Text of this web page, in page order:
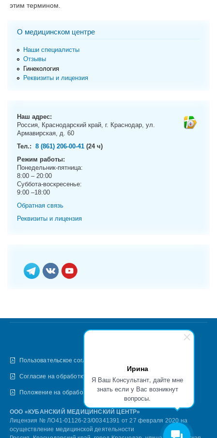
Ирина
Я Ваш Консультант, дайте мне
знать если у Вас возникнут
вопросы.
этим термином.
О медицинском центре
Наши специалисты
Отзывы
Гинекология
Реквизиты и лицензия
Наш адрес:
Россия, Краснодарский край, г. Краснодар, ул.
Армавирская, д. 60
Тел.: 8 (861) 206-00-41 (24 ч)
Режим работы:
Понедельник-пятница:
8:00 – 20:00
Суббота-воскресенье:
9:00 –18:00
Обратная связь
Реквизиты и лицензия
Пользовательское соглашение
Согласие на обработку персональных данных
Положение на обработку персональных данных
ООО «КУБАНСКИЙ МЕДИЦИНСКИЙ ЦЕНТР»
Лицензия № ЛО41-01126-23/00341391 от 27 февраля 2020 на
осуществление медицинской деятельности